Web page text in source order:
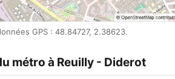
GPS : 48.84727, 2.38623.
métro à Reuilly - Diderot